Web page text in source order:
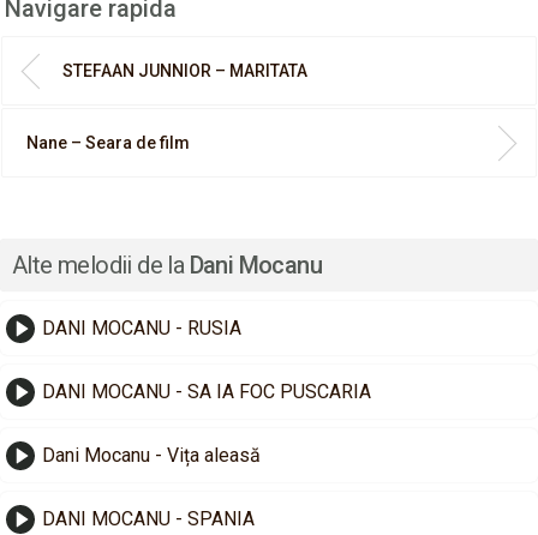
Navigare rapida
STEFAAN JUNNIOR – MARITATA
Nane – Seara de film
Alte melodii de la Dani Mocanu
DANI MOCANU - RUSIA
DANI MOCANU - SA IA FOC PUSCARIA
Dani Mocanu - Vița aleasă
DANI MOCANU - SPANIA